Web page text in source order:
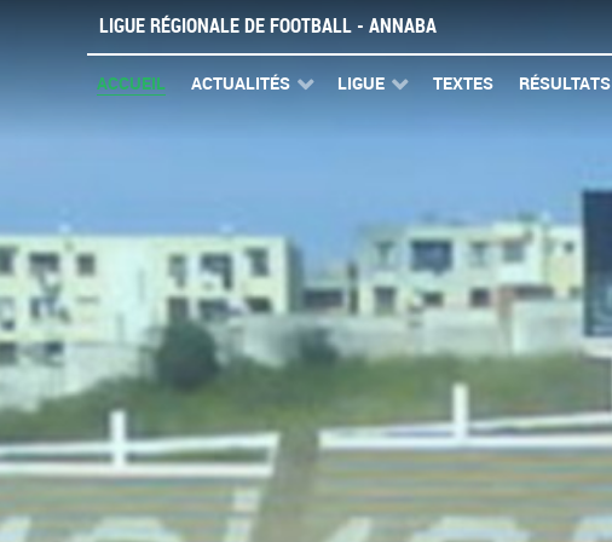
LIGUE RÉGIONALE DE FOOTBALL - ANNABA
ACCUEIL ACTUALITÉS LIGUE TEXTES RÉSULTATS